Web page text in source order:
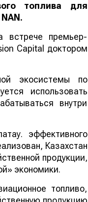
топлива для
NAN .
встрече премьер-
Capital доктором
экосистемы по
использовать
внутри
эффективного
Казахстан
продукции,
экономики.
топливо,